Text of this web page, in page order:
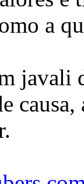
a
javali